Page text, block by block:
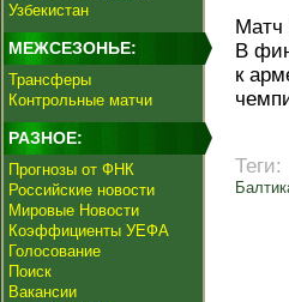
Узбекистан
МЕЖСЕЗОНЬЕ:
Трансферы
Контрольные матчи
РАЗНОЕ:
Прогнозы от ФНК
Российские новости
Мировые Новости
Коэффициенты УЕФА
Голосование
Поиск
Вакансии
Матч
В
к
Теги: